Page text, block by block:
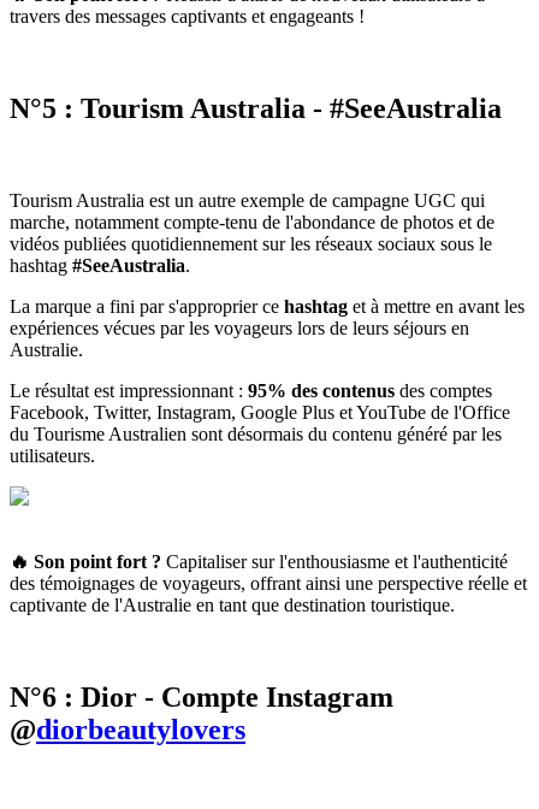
travers des messages captivants et engageants !
N°5 : Tourism Australia - #SeeAustralia
Tourism Australia est un autre exemple de campagne UGC qui
marche, notamment compte-tenu de l'abondance de photos et de
vidéos publiées quotidiennement sur les réseaux sociaux sous le
hashtag #SeeAustralia.
La marque a fini par s'approprier ce hashtag et à mettre en avant les
expériences vécues par les voyageurs lors de leurs séjours en
Australie.
Le résultat est impressionnant : 95% des contenus des comptes
Facebook, Twitter, Instagram, Google Plus et YouTube de l'Office
du Tourisme Australien sont désormais du contenu généré par les
utilisateurs.
🔥 Son point fort ? Capitaliser sur l'enthousiasme et l'authenticité
des témoignages de voyageurs, offrant ainsi une perspective réelle et
captivante de l'Australie en tant que destination touristique.
N°6 : Dior - Compte Instagram
@diorbeautylovers